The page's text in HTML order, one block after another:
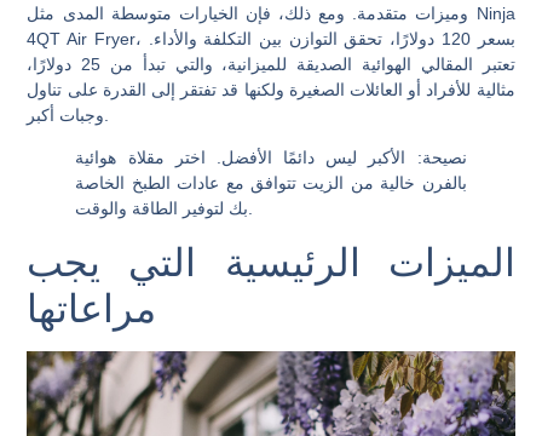
وميزات متقدمة. ومع ذلك، فإن الخيارات متوسطة المدى مثل Ninja
4QT Air Fryer، بسعر 120 دولارًا، تحقق التوازن بين التكلفة والأداء.
تعتبر المقالي الهوائية الصديقة للميزانية، والتي تبدأ من 25 دولارًا،
مثالية للأفراد أو العائلات الصغيرة ولكنها قد تفتقر إلى القدرة على تناول
نصيحة: الأكبر ليس دائمًا الأفضل. اختر مقلاة هوائية
بالفرن خالية من الزيت تتوافق مع عادات الطبخ الخاصة
بك لتوفير الطاقة والوقت.
الميزات الرئيسية التي يجب
مراعاتها